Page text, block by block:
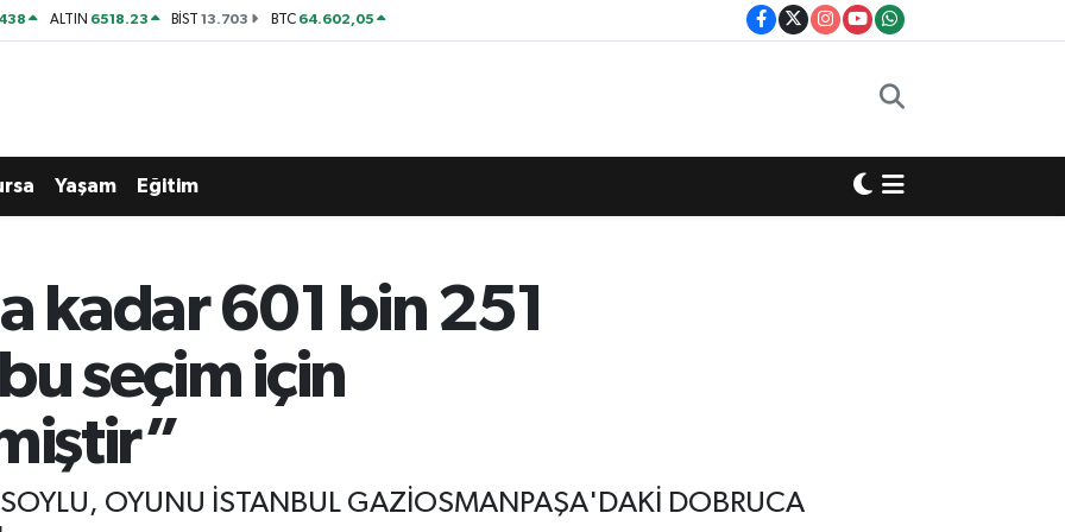
ALTIN 6518.23 BİST13.703 BTC 64.602,05
Yaşam Eğitim
kadar 601 bin 251
seçim için
SOYLU, OYUNU İSTANBUL GAZİOSMANPAŞA'DAKİ DOBRUCA